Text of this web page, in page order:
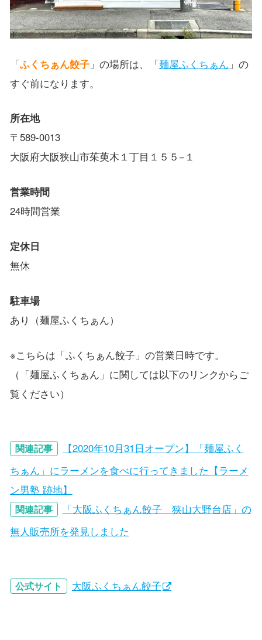
「ふくちぁん餃子」の場所は、「麺屋ふくちぁん 」の
すぐ前になります。
所在地
〒589-0013
大阪府大阪狭山市茱萸木１丁目１５５−１
営業時間
24時間営業
定休日
無休
駐車場
あり（麺屋ふくちぁん）
※こちらは「ふくちぁん餃子」の営業日時です。
（「麺屋ふくちぁん」に関しては以下のリンクからご
覧ください）
関連記事
【2020年10月31日オープン】「麺屋ふく
ちぁん」にラーメンを食べに行ってきました【ラーメ
ン男塾 跡地】
関連記事
「大阪ふくちぁん餃子 狭山大野台店」の
無人販売所を発見しました
公式サイト 大阪ふくちぁん餃子